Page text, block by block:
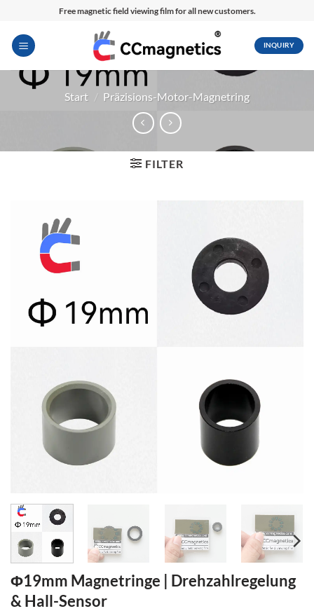
springen
Free magnetic field viewing film for all new customers.
INQUIRY
Start / Präzisions-Motor-Magnetring
FILTER
Φ19mm Magnetringe | Drehzahlregelung
& Hall-Sensor